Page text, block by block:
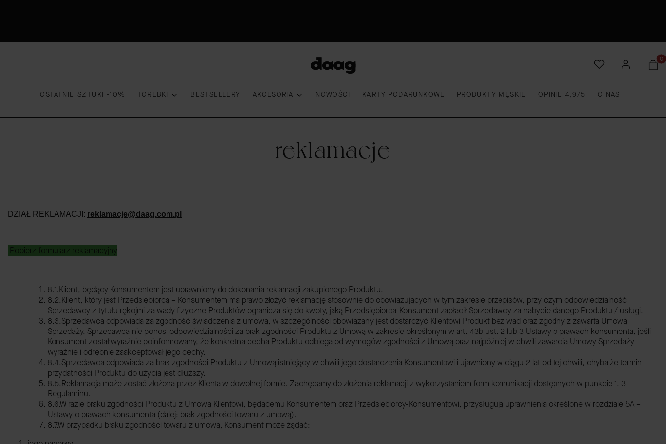
OSTATNIE SZTUKI -10% TOREBKI BESTSELLERY AKCESORIA NOWOŚCI KARTY PODARUNKOWE PRODUKTY MĘSKIE OPINIE 4,9/5 O NAS
reklamacje
DZIAŁ REKLAMACJI: reklamacje@daag.com.pl
Pobierz formularz reklamacyjny
8.1.Klient, będący Konsumentem jest uprawniony do dokonania reklamacji zakupionego Produktu.
8.2.Klient, który jest Przedsiębiorcą – Konsumentem ma prawo złożyć reklamację stosownie do obowiązujących w tym zakresie przepisów, przy czym odpowiedzialność
Sprzedawcy z tytułu rękojmi za wady fizyczne Produktów ogranicza się do kwoty, jaką Przedsiębiorca-Konsument zapłacił Sprzedawcy za nabycie danego Produktu / usługi.
8.3.Sprzedawca odpowiada za zgodność świadczenia z umową, w szczególności obowiązany jest dostarczyć Klientowi Produkt bez wad oraz zgodny z zawarta Umową
Sprzedaży. Sprzedawca nie ponosi odpowiedzialności za brak zgodności Produktu z Umową w zakresie określonym w art. 43b ust. 2 lub 3 Ustawy o prawach konsumenta, jeśli
Konsument został wyraźnie poinformowany, że konkretna cecha Produktu odbiega od wymogów zgodności z Umową oraz najpóźniej w chwili zawarcia Umowy Sprzedaży
wyraźnie i odrębnie zaakceptował jego cechy.
8.4.Sprzedawca odpowiada za brak zgodności Produktu z Umową istniejący w chwili jego dostarczenia Konsumentowi i ujawniony w ciągu 2 lat od tej chwili, chyba że termin
przydatności Produktu do użycia jest dłuższy.
8.5.Reklamacja może zostać złożona przez Klienta w dowolnej formie. Zachęcamy do złożenia reklamacji z wykorzystaniem form komunikacji dostępnych w punkcie 1. 3
Regulaminu.
8.6.W razie braku zgodności Produktu z Umową Klientowi, będącemu Konsumentem oraz Przedsiębiorcy-Konsumentowi, przysługują uprawnienia określone w rozdziale 5A –
Ustawy o prawach konsumenta (dalej: brak zgodności towaru z umową).
8.7.W przypadku braku zgodności towaru z umową, Konsument może żądać: